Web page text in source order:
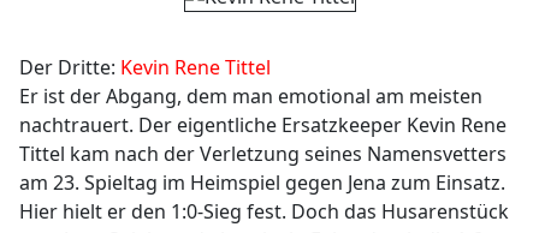
Der Dritte: Kevin Rene Tittel
Er ist der Abgang, dem man emotional am meisten
nachtrauert. Der eigentliche Ersatzkeeper Kevin Rene
Tittel kam nach der Verletzung seines Namensvetters
am 23. Spieltag im Heimspiel gegen Jena zum Einsatz.
Hier hielt er den 1:0-Sieg fest. Doch das Husarenstück